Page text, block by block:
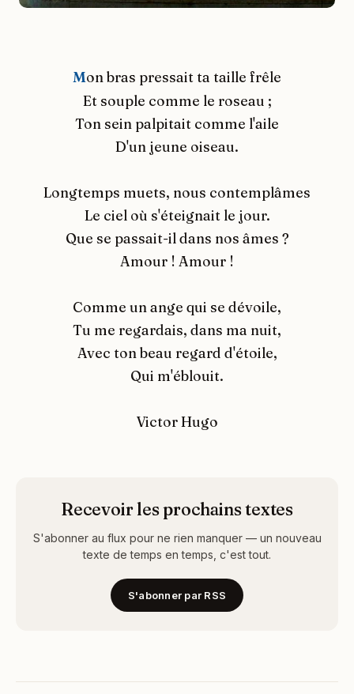
Mon bras pressait ta taille frêle
Et souple comme le roseau ;
Ton sein palpitait comme l'aile
D'un jeune oiseau.
Longtemps muets, nous contemplâmes
Le ciel où s'éteignait le jour.
Que se passait-il dans nos âmes ?
Amour ! Amour !
Comme un ange qui se dévoile,
Tu me regardais, dans ma nuit,
Avec ton beau regard d'étoile,
Qui m'éblouit.
Victor Hugo
Recevoir les prochains textes
S'abonner au flux pour ne rien manquer — un nouveau
texte de temps en temps, c'est tout.
S'abonner par RSS